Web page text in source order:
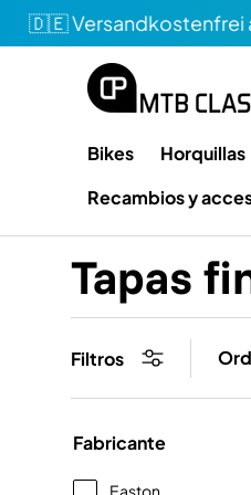
Versandkostenfrei ab
Bikes Horquillas
Recambios y
Tapas
Filtros
Fabricante
Easton